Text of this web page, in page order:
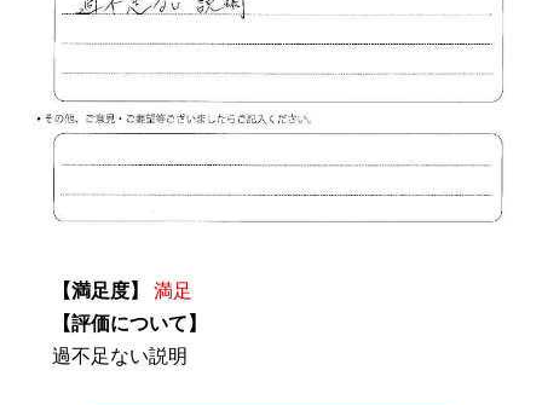
【満足度】
満足
【評価について】
過不足ない説明